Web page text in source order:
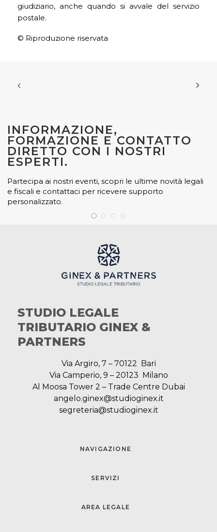
giudiziario, anche quando si avvale del servizio
postale.
© Riproduzione riservata
INFORMAZIONE,
FORMAZIONE E CONTATTO
DIRETTO CON I NOSTRI
ESPERTI.
Partecipa ai nostri eventi, scopri le ultime novità legali
e fiscali e contattaci per ricevere supporto
personalizzato.
STUDIO LEGALE
TRIBUTARIO GINEX &
PARTNERS
Via Argiro, 7 – 70122 Bari
Via Camperio, 9 – 20123 Milano
Al Moosa Tower 2 – Trade Centre Dubai
angelo.ginex@studioginex.it
segreteria@studioginex.it
NAVIGAZIONE
SERVIZI
AREA LEGALE